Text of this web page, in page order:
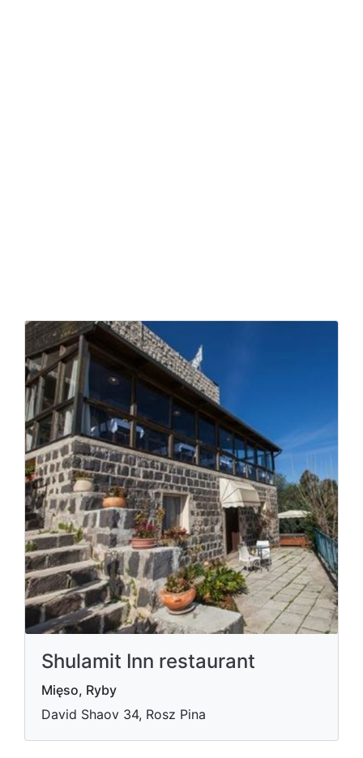
Shulamit Inn restaurant
Mięso, Ryby
David Shaov 34, Rosz Pina